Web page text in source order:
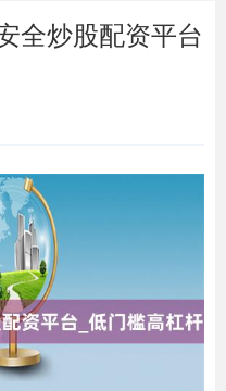
全炒股配资平台